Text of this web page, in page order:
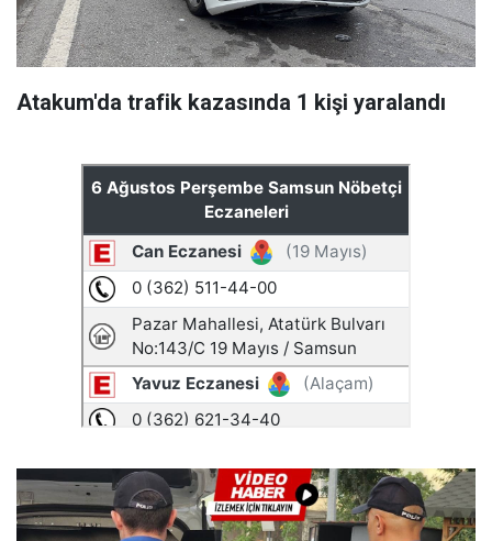
Atakum'da trafik kazasında 1 kişi yaralandı